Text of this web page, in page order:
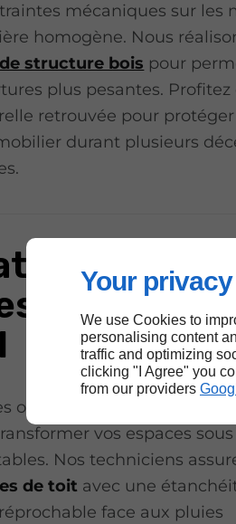
Your
We use Cookies to
personalising content
traffic and optimizing
clicking "I Agree" you
from our providers
mécaniques sur les
homogène. Nous
structure bois pour
plus pesantes. Profitez
retrouvée pour
durant plusieurs
de
et Velux à
ouvertures lumineuses
vos espaces
Nos techniciens
de toit avec une
face aux pluies